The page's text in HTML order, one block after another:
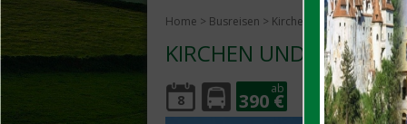
Home > Busreisen > Kirchen und Klöster der
KIRCHEN UND
8
ab
390 €